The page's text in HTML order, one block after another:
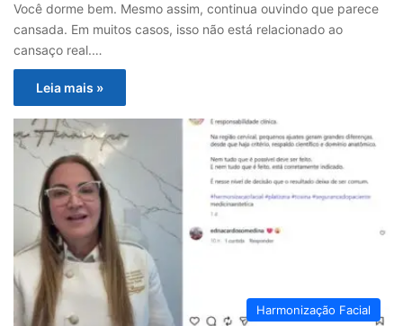
Você dorme bem. Mesmo assim, continua ouvindo que parece
cansada. Em muitos casos, isso não está relacionado ao
cansaço real.…
Leia mais »
Harmonização Facial